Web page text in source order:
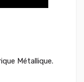
Métallique.